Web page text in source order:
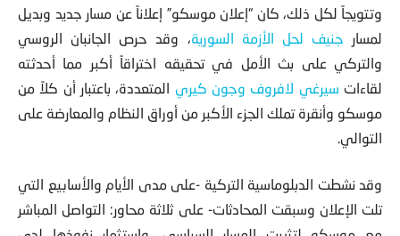
وتتويجاً لكل ذلك، كان “إعلان موسكو” إعلاناً عن مسار جديد وبديل
لمسار
جنيف لحل الأزمة السورية، وقد حرص الجانبان الروسي
والتركي على بث الأمل في تحقيقه اختراقاً أكبر مما أحدثته
لقاءات
سيرغي لافروف وجون كيريالمتعددة، باعتبار أن كلاً من
موسكو وأنقرة تملك الجزء الأكبر من أوراق النظام والمعارضة على
وقد نشطت الدبلوماسية التركية -على مدى الأيام والأسابيع التي
تلت الإعلان وسبقت المحادثات- على ثلاثة محاور: التواصل المباشر